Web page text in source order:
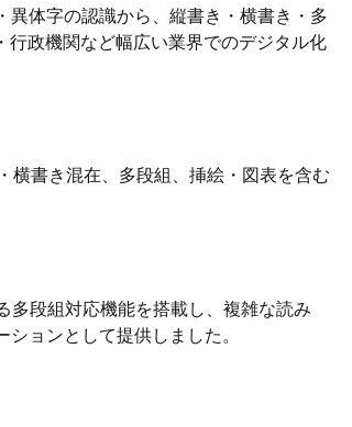
体字の認識から、縦書き・横書き・多
政機関など幅広い業界でのデジタル化
横書き混在、多段組、挿絵・図表を含む
段組対応機能を搭載し、複雑な読み
ョンとして提供しました。